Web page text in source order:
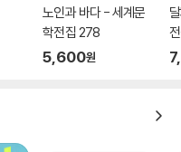
노인과 바다 - 세계문
학전집 278
5,600원